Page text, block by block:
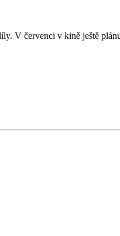
V červenci v kině ještě